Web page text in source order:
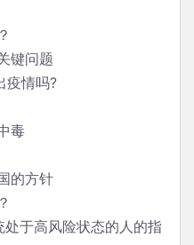
键问题
疫情吗?
毒
的方针
于高风险状态的人的指